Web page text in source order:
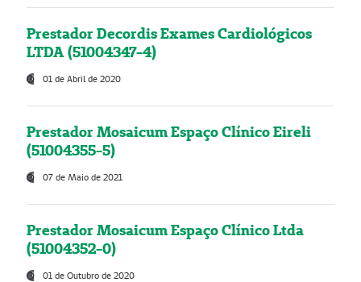
Prestador Decordis Exames Cardiológicos
LTDA (51004347-4)
01 de Abril de 2020
Prestador Mosaicum Espaço Clínico Eireli
(51004355-5)
07 de Maio de 2021
Prestador Mosaicum Espaço Clínico Ltda
(51004352-0)
01 de Outubro de 2020